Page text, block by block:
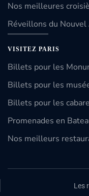
Nos meilleures
Réveillons du Nouvel
VISITEZ PARIS
Billets pour les
Billets pour les
Billets pour les
Promenades en
Nos meilleurs
Les